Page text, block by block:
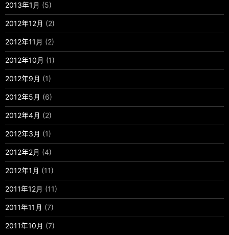
2013年1月 (5)
2012年12月 (2)
2012年11月 (2)
2012年10月 (1)
2012年9月 (1)
2012年5月 (6)
2012年4月 (2)
2012年3月 (1)
2012年2月 (4)
2012年1月 (11)
2011年12月 (11)
2011年11月 (7)
2011年10月 (7)